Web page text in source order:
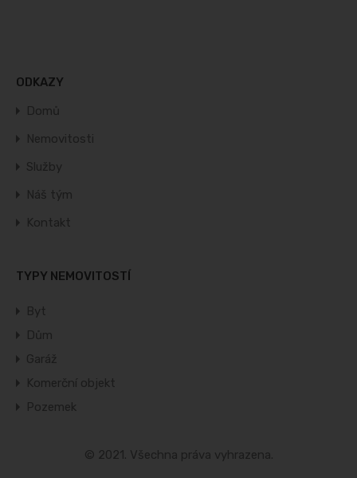
ODKAZY
Domů
Nemovitosti
Služby
Náš tým
Kontakt
TYPY NEMOVITOSTÍ
Byt
Dům
Garáž
Komerční objekt
Pozemek
© 2021. Všechna práva vyhrazena.